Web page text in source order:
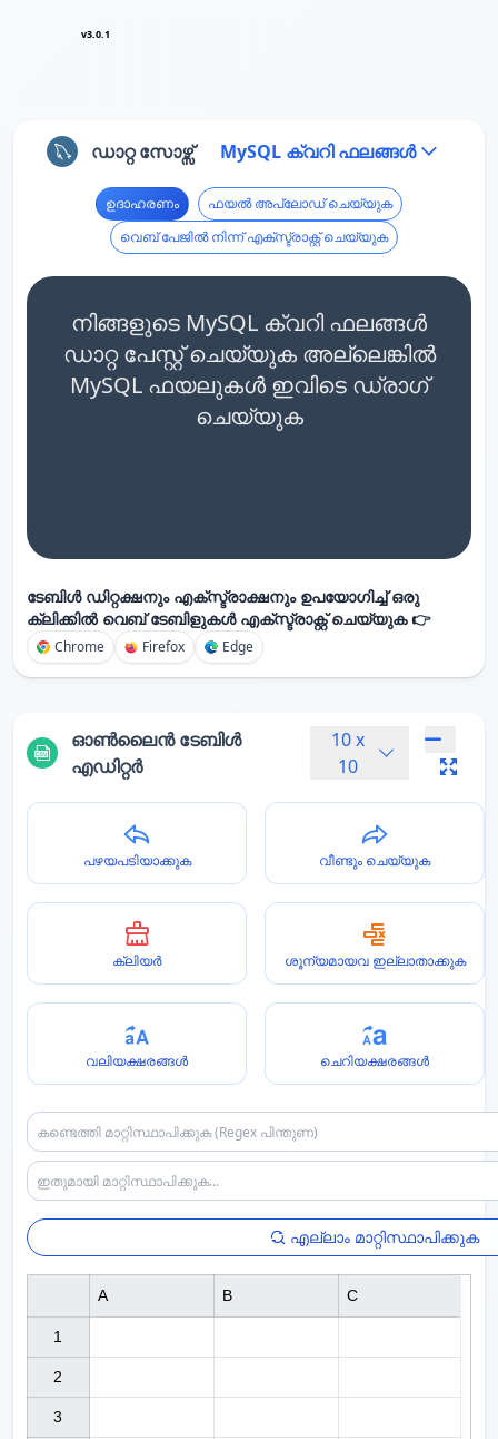
v3.0.1
ഡാറ്റ സോഴ്സ് MySQL ക്വറി ഫലങ്ങൾ
ഉദാഹരണം
ഫയൽ അപ്‌ലോഡ് ചെയ്യുക
വെബ് പേജിൽ നിന്ന് എക്സ്ട്രാക്റ്റ് ചെയ്യുക
നിങ്ങളുടെ MySQL ക്വറി ഫലങ്ങൾ
ഡാറ്റ പേസ്റ്റ് ചെയ്യുക അല്ലെങ്കിൽ
MySQL ഫയലുകൾ ഇവിടെ ഡ്രാഗ്
ചെയ്യുക
ടേബിൾ ഡിറ്റക്ഷനും എക്സ്ട്രാക്ഷനും ഉപയോഗിച്ച് ഒരു
ക്ലിക്കിൽ വെബ് ടേബിളുകൾ എക്സ്ട്രാക്റ്റ് ചെയ്യുക 👉
Chrome Firefox Edge
ഓൺലൈൻ ടേബിൾ
എഡിറ്റർ
10 x
10
പഴയപടിയാക്കുക വീണ്ടും ചെയ്യുക
ക്ലിയർ ശൂന്യമായവ ഇല്ലാതാക്കുക
വലിയക്ഷരങ്ങൾ ചെറിയക്ഷരങ്ങൾ
എല്ലാം മാറ്റിസ്ഥാപിക്കുക
1
2
3
A B C